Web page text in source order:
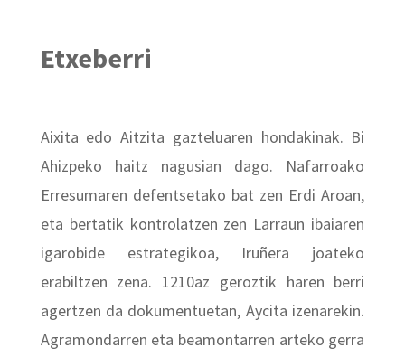
Etxeberri
Aixita edo Aitzita gazteluaren hondakinak. Bi
Ahizpeko haitz nagusian dago. Nafarroako
Erresumaren defentsetako bat zen Erdi Aroan,
eta bertatik kontrolatzen zen Larraun ibaiaren
igarobide estrategikoa, Iruñera joateko
erabiltzen zena. 1210az geroztik haren berri
agertzen da dokumentuetan, Aycita izenarekin.
Agramondarren eta beamontarren arteko gerra